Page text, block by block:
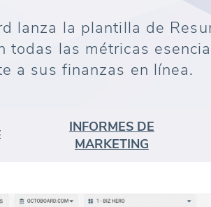
lanza la plantilla de
todas las métricas
a sus finanzas en línea.
INFORMES DE
MARKETING